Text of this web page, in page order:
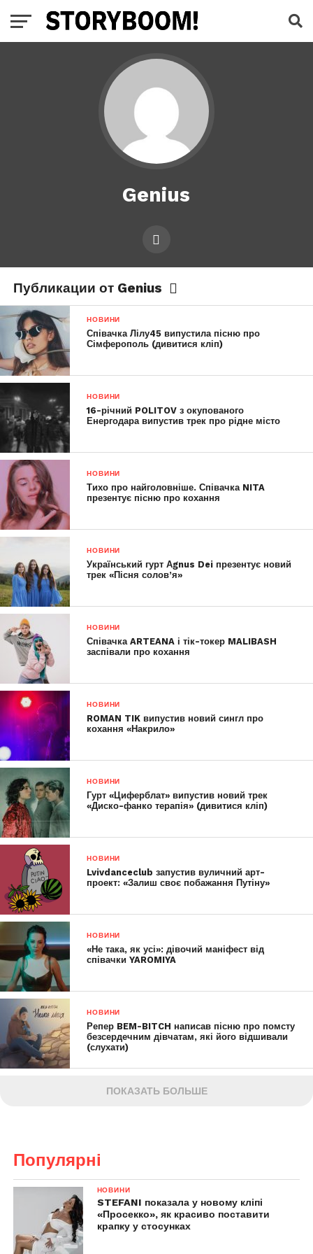
Genius
Публикации от Genius
НОВИНИ
Співачка Лілу45 випустила пісню про
Сімферополь (дивитися кліп)
НОВИНИ
16-річний POLITOV з окупованого
Енергодара випустив трек про рідне місто
НОВИНИ
Тихо про найголовніше. Співачка NITA
презентує пісню про кохання
НОВИНИ
Український гурт Аgnus Dei презентує новий
трек «Пісня солов’я»
НОВИНИ
Співачка ARTEANA і тік-токер MALIBASH
заспівали про кохання
НОВИНИ
ROMAN TIK випустив новий сингл про
кохання «Накрило»
НОВИНИ
Гурт «Циферблат» випустив новий трек
«Диско-фанко терапія» (дивитися кліп)
НОВИНИ
Lvivdanceclub запустив вуличний арт-
проект: «Залиш своє побажання Путіну»
НОВИНИ
«Не така, як усі»: дівочий маніфест від
співачки YAROMIYA
НОВИНИ
Репер BEM-BITCH написав пісню про помсту
безсердечним дівчатам, які його відшивали
(слухати)
ПОКАЗАТЬ БОЛЬШЕ
Популярні
НОВИНИ
STEFANI показала у новому кліпі
«Просекко», як красиво поставити
крапку у стосунках